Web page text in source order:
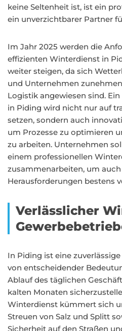
keine Seltenheit ist, ist ein
ein unverzichtbarer Partner
Im Jahr 2025 werden die
effizienten Winterdienst in
weiter steigen, da sich
und Unternehmen
Logistik angewiesen sind.
in Piding wird nicht nur auf
setzen, sondern auch
um Prozesse zu optimieren
zu arbeiten. Unternehmen
einem professionellen
zusammenarbeiten, um
Herausforderungen bestens
Verlässlicher
In Piding ist eine
von entscheidender
Ablauf des täglichen
kalten Monaten
Winterdienst kümmert sich
Streuen von Salz und Splitt
Sicherheit auf den Straßen